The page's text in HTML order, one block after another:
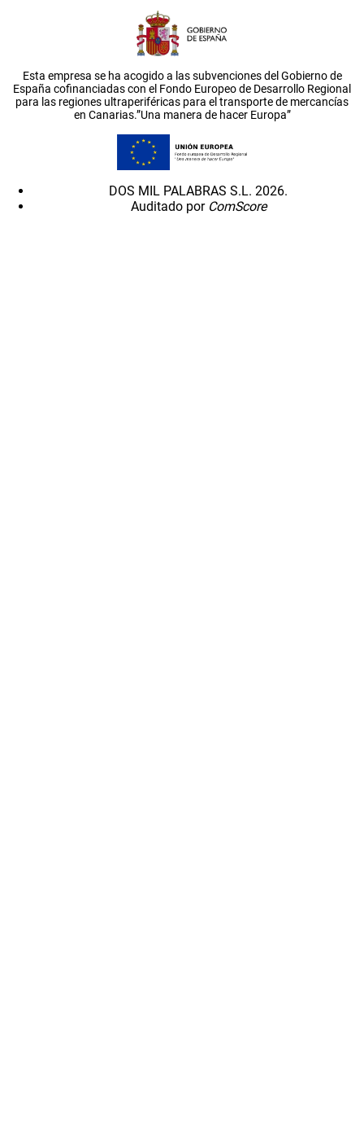
Esta empresa se ha acogido a las subvenciones del Gobierno de
España cofinanciadas con el Fondo Europeo de Desarrollo Regional
para las regiones ultraperiféricas para el transporte de mercancías
en Canarias.”Una manera de hacer Europa”
DOS MIL PALABRAS S.L. 2026.
Auditado por ComScore